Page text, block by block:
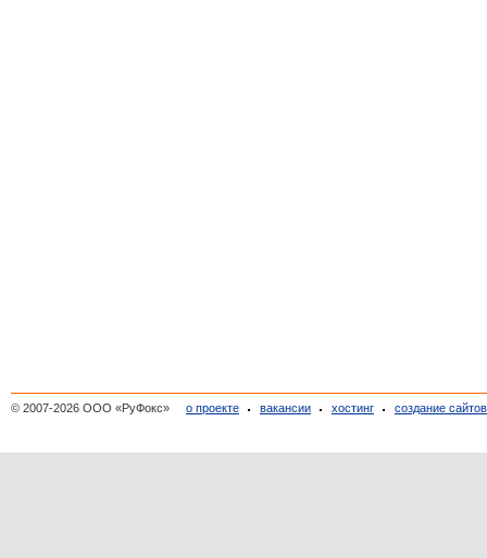
© 2007-2026 ООО «РуФокс» о проекте вакансии хостинг создание сайтов